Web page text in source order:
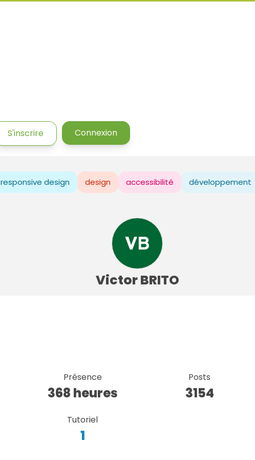
S'inscrire Connexion
responsive design design accessibilité développement
Victor BRITO
Présence
368 heures
Posts
3154
Tutoriel
1